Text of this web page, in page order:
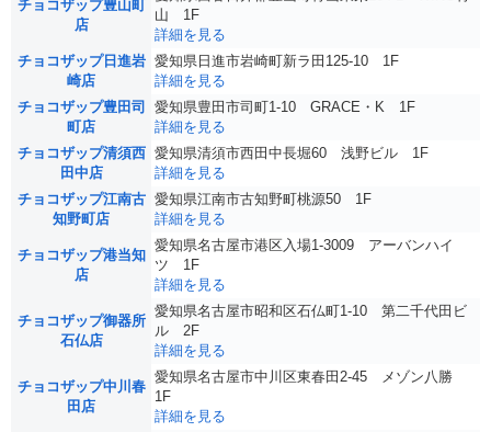
チョコザップ豊山町
店
山 1F
詳細を見る
チョコザップ日進岩
崎店
愛知県日進市岩崎町新ラ田125-10 1F
詳細を見る
チョコザップ豊田司
町店
愛知県豊田市司町1-10 GRACE・K 1F
詳細を見る
チョコザップ清須西
田中店
愛知県清須市西田中長堀60 浅野ビル 1F
詳細を見る
チョコザップ江南古
知野町店
愛知県江南市古知野町桃源50 1F
詳細を見る
チョコザップ港当知
店
愛知県名古屋市港区入場1-3009 アーバンハイ
ツ 1F
詳細を見る
チョコザップ御器所
石仏店
愛知県名古屋市昭和区石仏町1-10 第二千代田ビ
ル 2F
詳細を見る
チョコザップ中川春
田店
愛知県名古屋市中川区東春田2-45 メゾン八勝
1F
詳細を見る